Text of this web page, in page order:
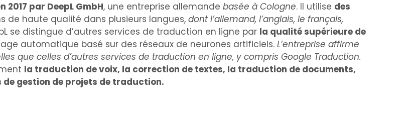
par DeepL GmbH, une entreprise allemande basée à Cologne. Il utilise des
de haute qualité dans plusieurs langues, dont l’allemand, l’anglais, le français,
se distingue d’autres services de traduction en ligne par la qualité supérieure de
automatique basé sur des réseaux de neurones artificiels. L’entreprise affirme
que celles d’autres services de traduction en ligne, y compris Google Traduction.
la traduction de voix, la correction de textes, la traduction de documents,
gestion de projets de traduction.